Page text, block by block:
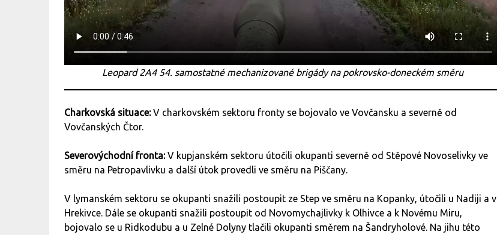
Leopard 2A4 54. samostatné mechanizované brigády na pokrovsko-doneckém směru
Charkovská situace:V charkovském sektoru fronty se bojovalo ve Vovčansku a severně od
Vovčanských Čtor.
Severovýchodní fronta:V kupjanském sektoru útočili okupanti severně od Stěpové Novoselivky ve
směru na Petropavlivku a další útok provedli ve směru na Piščany.
V lymanském sektoru se okupanti snažili postoupit ze Step ve směru na Kopanky, útočili u Nadiji a v
Hrekivce. Dále se okupanti snažili postoupit od Novomychajlivky k Olhivce a k Novému Miru,
bojovalo se u Ridkodubu a u Zelné Dolyny tlačili okupanti směrem na Šandryholové. Na jihu této